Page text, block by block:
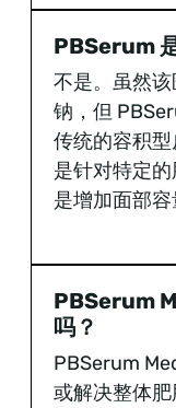
PBSerum
不是。虽然
钠，但
传统的容积
是针对特定
是增加面部容
PBSerum
吗？
PBSerum
或解决整体